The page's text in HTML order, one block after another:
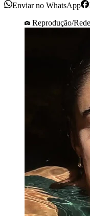
Enviar no WhatsApp
Reprodução/